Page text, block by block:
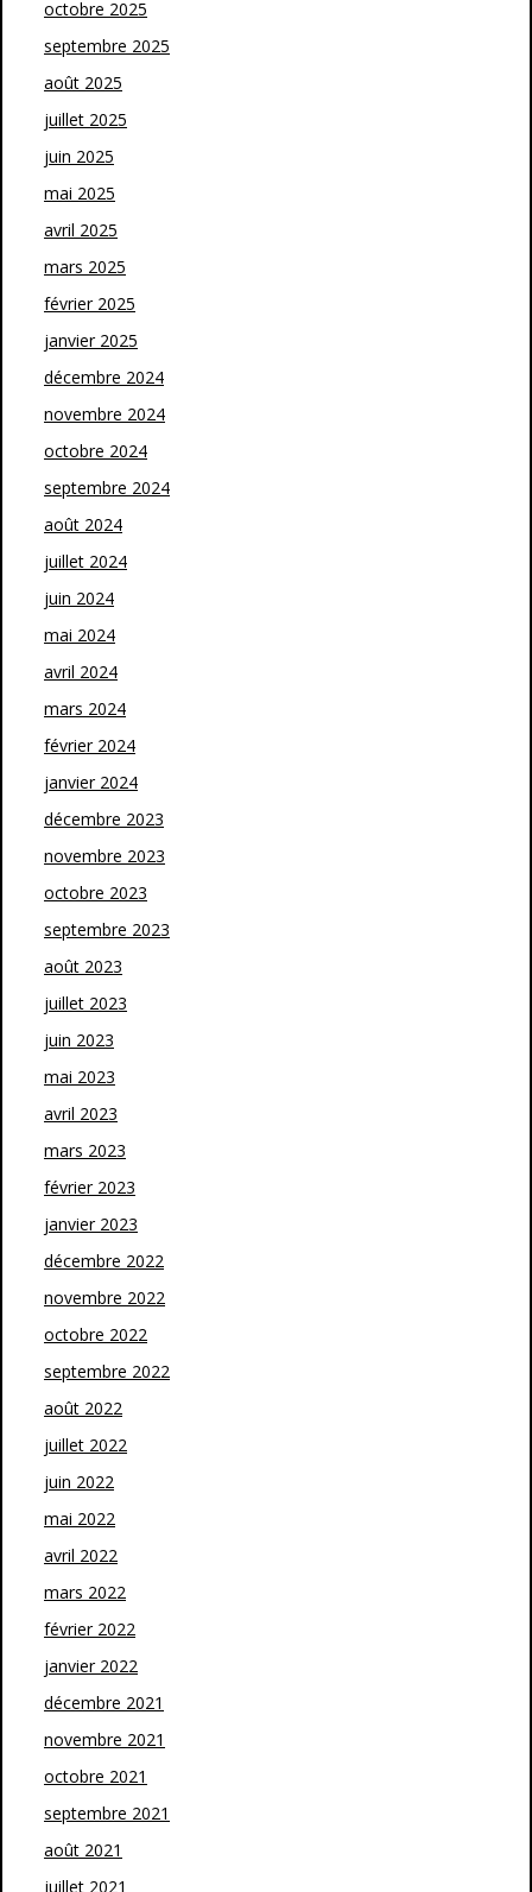
octobre 2025
septembre 2025
août 2025
juillet 2025
juin 2025
mai 2025
avril 2025
mars 2025
février 2025
janvier 2025
décembre 2024
novembre 2024
octobre 2024
septembre 2024
août 2024
juillet 2024
juin 2024
mai 2024
avril 2024
mars 2024
février 2024
janvier 2024
décembre 2023
novembre 2023
octobre 2023
septembre 2023
août 2023
juillet 2023
juin 2023
mai 2023
avril 2023
mars 2023
février 2023
janvier 2023
décembre 2022
novembre 2022
octobre 2022
septembre 2022
août 2022
juillet 2022
juin 2022
mai 2022
avril 2022
mars 2022
février 2022
janvier 2022
décembre 2021
novembre 2021
octobre 2021
septembre 2021
août 2021
juillet 2021